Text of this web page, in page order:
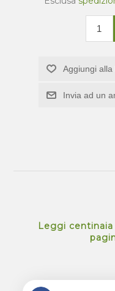
Aggiungi
Invia ad un
Leggi